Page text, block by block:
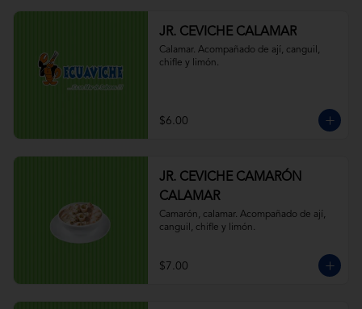
JR. CEVICHE CALAMAR
Calamar. Acompañado de ají, canguil,
chifle y limón.
$6.00
JR. CEVICHE CAMARÓN
CALAMAR
Camarón, calamar. Acompañado de ají,
canguil, chifle y limón.
$7.00